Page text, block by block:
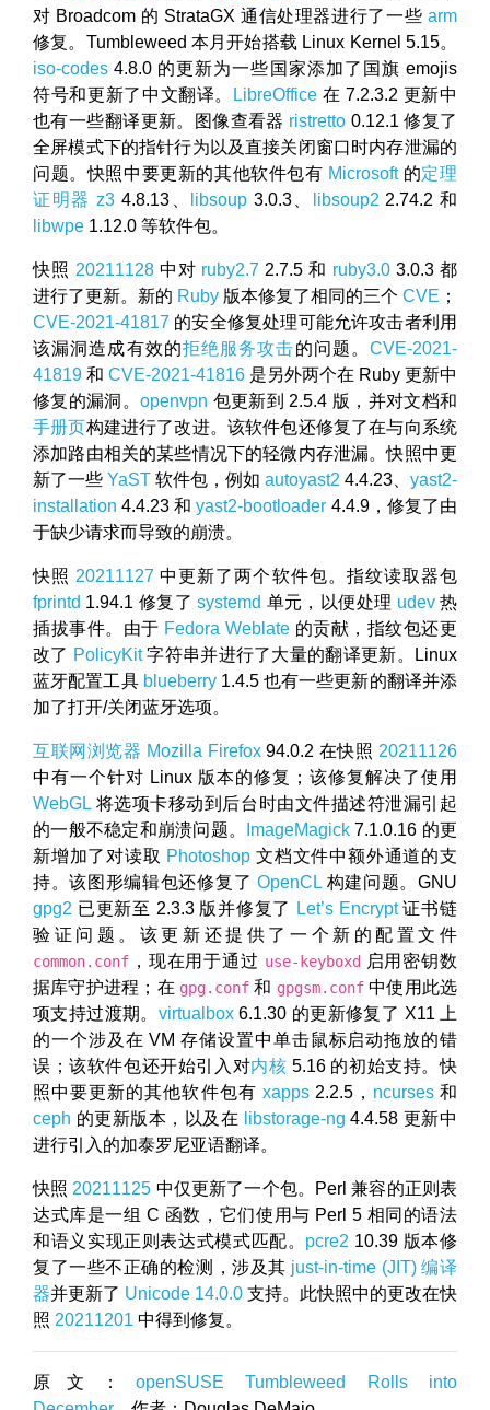
对 Broadcom 的 StrataGX 通信处理器进行了一些 arm
修复。Tumbleweed 本月开始搭载 Linux Kernel 5.15。
iso-codes 4.8.0 的更新为一些国家添加了国旗 emojis
符号和更新了中文翻译。
LibreOffice 在 7.2.3.2 更新中
也有一些翻译更新。图像查看器 ristretto 0.12.1 修复了
全屏模式下的指针行为以及直接关闭窗口时内存泄漏的
问题。快照中要更新的其他软件包有 Microsoft的定理
证明器 z3 4.8.13、 libsoup 3.0.3、 libsoup2 2.74.2 和
libwpe 1.12.0 等软件包。
快照 20211128中对 ruby2.7 2.7.5 和 ruby3.0 3.0.3 都
进行了更新。新的 Ruby 版本修复了相同的三个 CVE ；
CVE-2021-41817 的安全修复处理可能允许攻击者利用
该漏洞造成有效的拒绝服务攻击的问题。CVE-2021-
41819 和 CVE-2021-41816 是另外两个在 Ruby 更新中
修复的漏洞。openvpn 包更新到 2.5.4 版，并对文档和
手册页构建进行了改进。该软件包还修复了在与向系统
添加路由相关的某些情况下的轻微内存泄漏。快照中更
新了一些 YaST 软件包，例如 autoyast2 4.4.23、 yast2-
installation 4.4.23 和yast2-bootloader 4.4.9，修复了由
于缺少请求而导致的崩溃。
快照 20211127 中更新了两个软件包。指纹读取器包
fprintd 1.94.1 修复了systemd 单元，以便处理 udev热
插拔事件。由于 Fedora Weblate 的贡献，指纹包还更
改了 PolicyKit字符串并进行了大量的翻译更新。Linux
蓝牙配置工具 blueberry1.4.5 也有一些更新的翻译并添
加了打开/关闭蓝牙选项。
互联网浏览器 Mozilla Firefox94.0.2 在快照 20211126
中有一个针对 Linux 版本的修复；该修复解决了使用
WebGL 将选项卡移动到后台时由文件描述符泄漏引起
的一般不稳定和崩溃问题。
ImageMagick 7.1.0.16 的更
新增加了对读取 Photoshop 文档文件中额外通道的支
持。该图形编辑包还修复了 OpenCL构建问题。GNU
gpg2 已更新至 2.3.3 版并修复了 Let’s Encrypt证书链
验证问题。该更新还提供了一个新的配置文件
common.conf ，现在用于通过 use-keyboxd启用密钥数
据库守护进程；在 gpg.conf 和 gpgsm.conf中使用此选
项支持过渡期。 virtualbox6.1.30 的更新修复了 X11 上
的一个涉及在 VM 存储设置中单击鼠标启动拖放的错
误；该软件包还开始引入对内核 5.16 的初始支持。快
照中要更新的其他软件包有 xapps2.2.5， ncurses和
ceph 的更新版本，以及在 libstorage-ng 4.4.58 更新中
进行引入的加泰罗尼亚语翻译。
快照 20211125 中仅更新了一个包。Perl 兼容的正则表
达式库是一组 C 函数，它们使用与 Perl 5 相同的语法
和语义实现正则表达式模式匹配。 pcre2 10.39 版本修
复了一些不正确的检测，涉及其 just-in-time (JIT) 编译
器并更新了 Unicode 14.0.0 支持。此快照中的更改在快
照 20211201 中得到修复。
原文： openSUSE Tumbleweed Rolls into